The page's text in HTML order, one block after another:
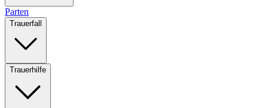
Parten
Trauerfall
Trauerhilfe